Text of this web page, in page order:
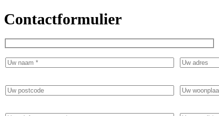
Contactformulier